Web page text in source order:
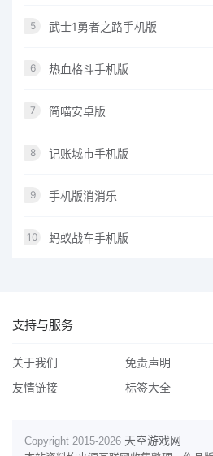
5 武士1勇者之路手机版
6 热血格斗手机版
7 简喵安卓版
8 记账城市手机版
9 手机版消消乐
10 蚂蚁战车手机版
支持与服务
关于我们 免责声明
友情链接
标签大全
Copyright 2015-2026 天空游戏网